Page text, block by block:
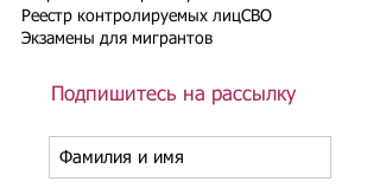
Реестр контролируемых лицСВО
Экзамены для мигрантов
Подпишитесь на рассылку